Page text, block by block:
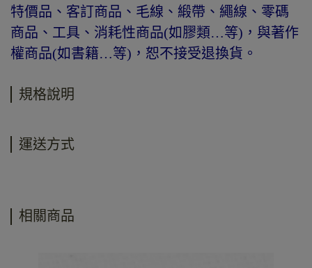
特價品、客訂商品、毛線、緞帶、繩線、零碼
商品、工具、消耗性商品(如膠類…等)，與著作
權商品(如書籍…等)，恕不接受退換貨。
規格說明
運送方式
相關商品